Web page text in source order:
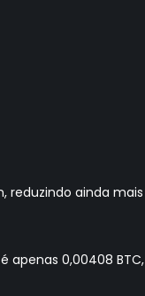
reduzindo ainda mais
apenas 0,00408 BTC,